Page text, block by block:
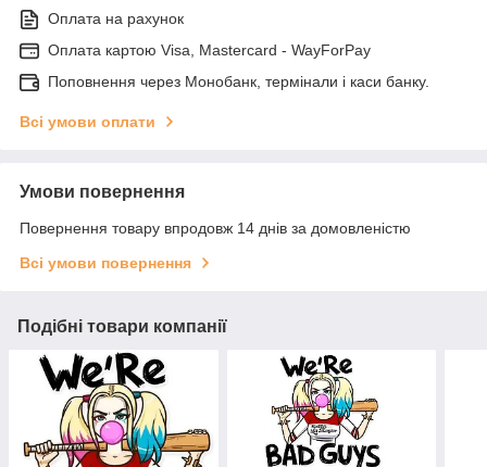
Оплата на рахунок
Оплата картою Visa, Mastercard - WayForPay
Поповнення через Монобанк, термінали і каси банку.
Всі умови оплати
Умови повернення
Повернення товару впродовж 14 днів за домовленістю
Всі умови повернення
Подібні товари компанії